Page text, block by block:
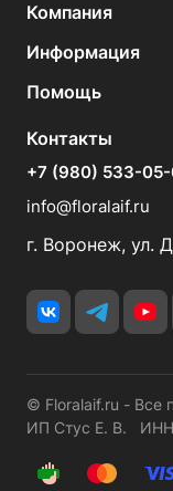
Компания
Информация
Помощь
Контакты
+7 (980) 533-
info@floralaif.ru
г. Воронеж, ул.
© Floralaif.ru - Все
ИП Стус Е. В. ИНН